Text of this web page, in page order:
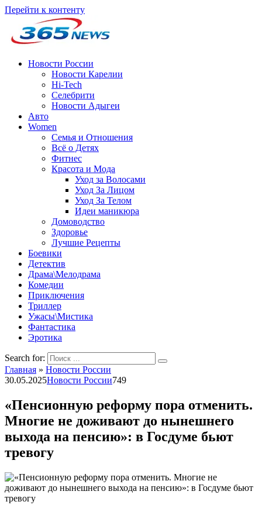
Перейти к контенту
Новости России
Новости Карелии
Hi-Tech
Селебрити
Новости Адыгеи
Авто
Women
Семья и Отношения
Всё о Детях
Фитнес
Красота и Мода
Уход за Волосами
Уход За Лицом
Уход За Телом
Идеи маникюра
Домоводство
Здоровье
Лучшие Рецепты
Боевики
Детектив
Драма\Мелодрама
Комедии
Приключения
Триллер
Ужасы\Мистика
Фантастика
Эротика
Search for:
Главная » Новости России
30.05.2025Новости России749
«Пенсионную реформу пора отменить.
Многие не доживают до нынешнего
выхода на пенсию»: в Госдуме бьют
тревогу